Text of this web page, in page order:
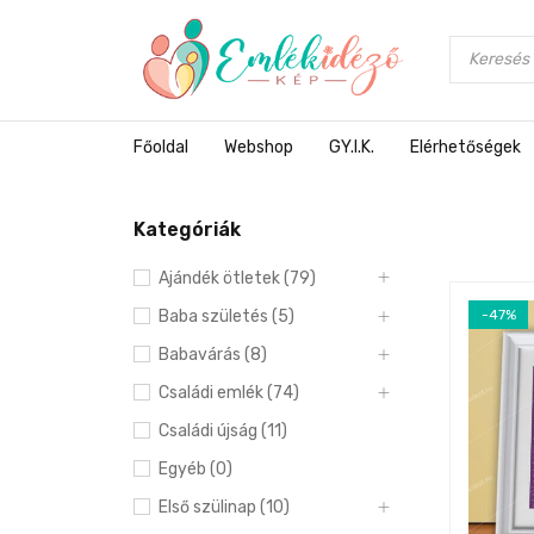
Főoldal Webshop GY.I.K. Elérhetőségek
Kategóriák
Ajándék ötletek (79)
Baba születés (5)
Babavárás (8)
Családi emlék (74)
Családi újság (11)
Egyéb (0)
Első szülinap (10)
-47%